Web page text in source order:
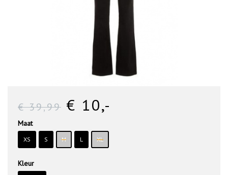
€ 39,99 € 10,-
Maat
XS S M L XL
Kleur